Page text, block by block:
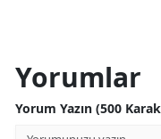
Yorumlar
Yorum Yazın (500